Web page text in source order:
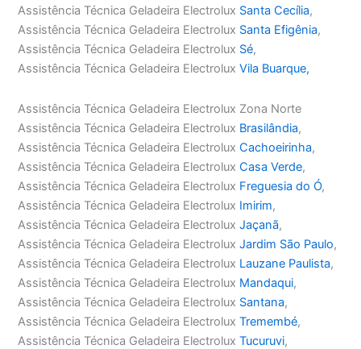
Assistência Técnica Geladeira Electrolux Santa Cecília,
Assistência Técnica Geladeira Electrolux Santa Efigênia,
Assistência Técnica Geladeira Electrolux Sé,
Assistência Técnica Geladeira ElectroluxVila Buarque,
Assistência Técnica Geladeira Electrolux Zona Norte
Assistência Técnica Geladeira Electrolux Brasilândia,
Assistência Técnica Geladeira ElectroluxCachoeirinha,
Assistência Técnica Geladeira ElectroluxCasa Verde,
Assistência Técnica Geladeira Electrolux Freguesia do Ó,
Assistência Técnica Geladeira Electrolux Imirim,
Assistência Técnica Geladeira ElectroluxJaçanã,
Assistência Técnica Geladeira ElectroluxJardim São Paulo,
Assistência Técnica Geladeira Electrolux Lauzane Paulista,
Assistência Técnica Geladeira Electrolux Mandaqui,
Assistência Técnica Geladeira Electrolux Santana,
Assistência Técnica Geladeira ElectroluxTremembé,
Assistência Técnica Geladeira ElectroluxTucuruvi,